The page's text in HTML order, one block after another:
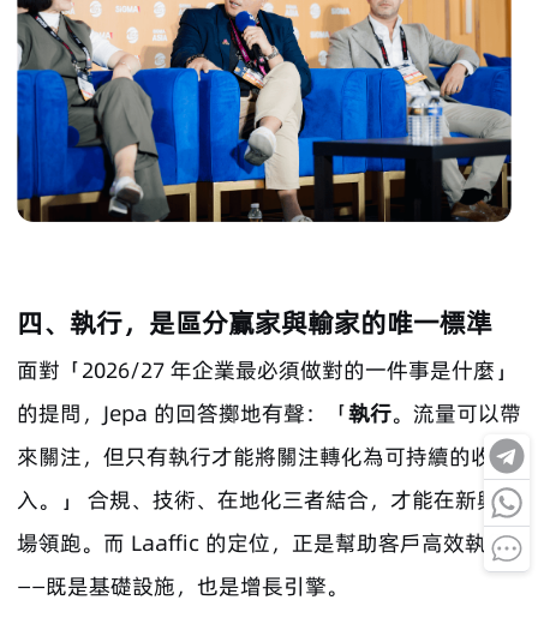
四、執行，是區分贏家與輸家的唯一標準
面對「2026/27 年企業最必須做對的一件事是什麼」
的提問，Jepa 的回答擲地有聲：「執行。流量可以帶
來關注，但只有執行才能將關注轉化為可持續的收
入。」 合規、技術、在地化三者結合，才能在新興市
場領跑。而 Laaffic 的定位，正是幫助客戶高效執行
——既是基礎設施，也是增長引擎。